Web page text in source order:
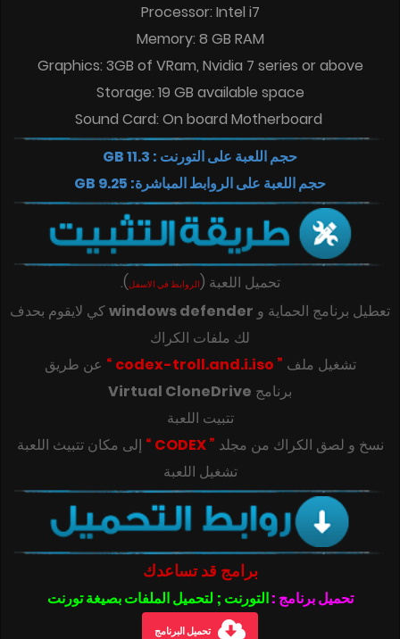
Processor: Intel i7
Memory: 8 GB RAM
Graphics: 3GB of VRam, Nvidia 7 series or above
Storage: 19 GB available space
Sound Card: On board Motherboard
حجم اللعبة على التورنت : 11.3 GB
حجم اللعبة على الروابط المباشرة: 9.25 GB
تحميل اللعبة (الروابط في الاسفل)
.
تعطيل برنامج الحماية و windows defenderكي لايقوم بحدف
لك ملفات الكراك
تشغيل ملف ” codex-troll.and.i.iso “
عن طريق
برنامج Virtual CloneDrive
تتبيت اللعبة
‎‫نسخ و لصق الكراك من مجلد ” CODEX “
تشغيل اللعبة
برامج قد تساعدك
تحميل برنامج :التورنت ; لتحميل الملفات بصيغة تورنت
تحميل البرنامج